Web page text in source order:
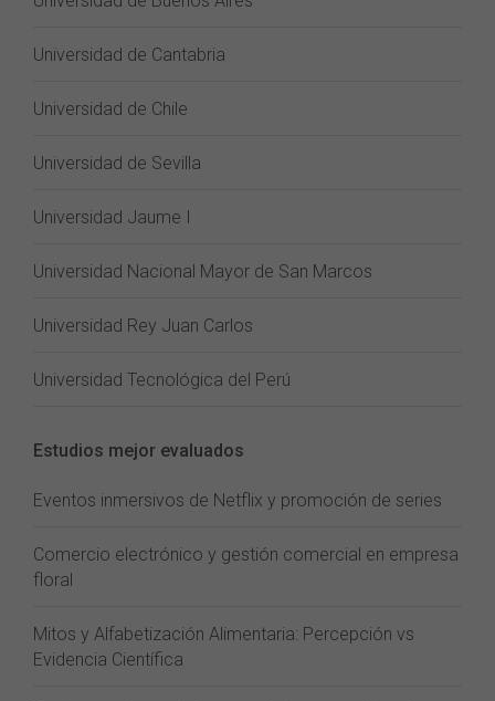
Universidad de Cantabria
Universidad de Chile
Universidad de Sevilla
Universidad Jaume I
Universidad Nacional Mayor de San Marcos
Universidad Rey Juan Carlos
Universidad Tecnológica del Perú
Estudios mejor evaluados
Eventos inmersivos de Netflix y promoción de series
Comercio electrónico y gestión comercial en empresa
floral
Mitos y Alfabetización Alimentaria: Percepción vs
Evidencia Científica